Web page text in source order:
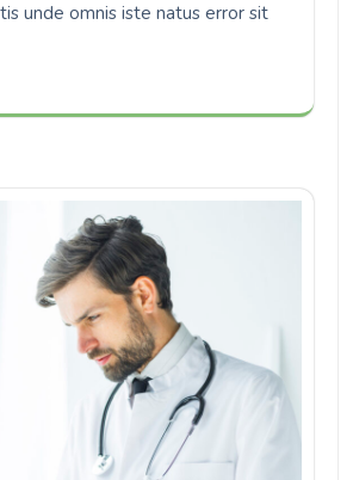
unde omnis iste natus error sit